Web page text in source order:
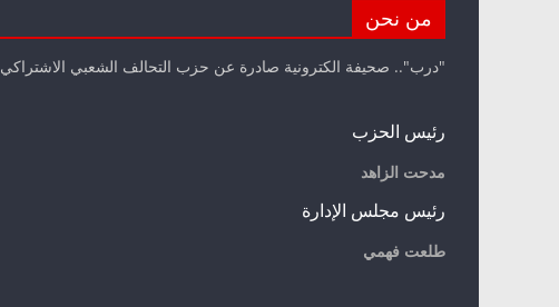
من نحن
"درب".. صحيفة الكترونية صادرة عن حزب التحالف الشعبي الاشتراكي
رئيس الحزب
مدحت الزاهد
رئيس مجلس الإدارة
طلعت فهمي